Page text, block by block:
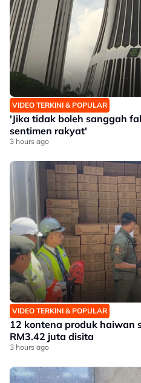
VIDEO TERKINI & POPULAR
'Jika tidak boleh sanggah
sentimen rakyat'
3 hours ago
VIDEO TERKINI & POPULAR
12 kontena produk haiwan
RM3.42 juta disita
3 hours ago